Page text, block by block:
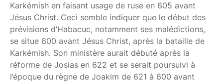
Karkémish en faisant usage de ruse en 605 avant
Jésus Christ. Ceci semble indiquer que le début des
prévisions d’Habacuc, notamment ses malédictions,
se situe 600 avant Jésus Christ, après la bataille de
Karkémish. Son ministère aurait débuté après la
réforme de Josias en 622 et se serait poursuivi à
l’époque du règne de Joakim de 621 à 600 avant